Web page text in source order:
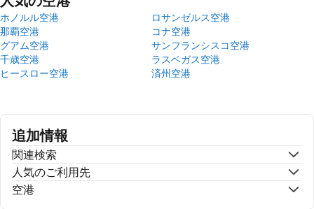
ホノルル空港
ロサンゼルス空港
那覇空港
コナ空港
グアム空港
サンフランシスコ空港
千歳空港
ラスベガス空港
ヒースロー空港
済州空港
追加情報
関連検索
人気のご利用先
空港